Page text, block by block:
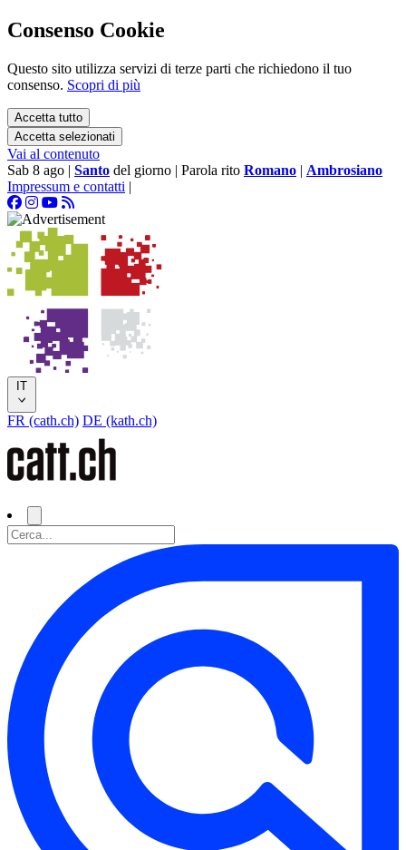
Consenso Cookie
Questo sito utilizza servizi di terze parti che richiedono il tuo
consenso. Scopri di più
Accetta tutto
Accetta selezionati
Vai al contenuto
Sab 8 ago | Santo del giorno | Parola rito Romano | Ambrosiano
Impressum e contatti |
IT
FR (cath.ch) DE (kath.ch)